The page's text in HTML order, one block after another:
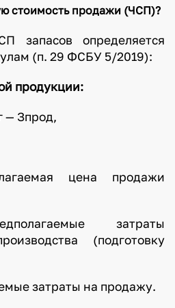
стоимость продажи (ЧСП)?
запасов определяется
(п. 29 ФСБУ 5/2019):
продукции:
— Зпрод,
цена продажи
затраты
(подготовку
затраты на продажу.